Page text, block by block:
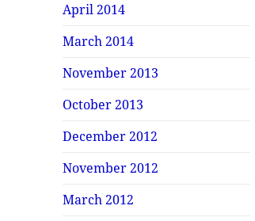
April 2014
March 2014
November 2013
October 2013
December 2012
November 2012
March 2012